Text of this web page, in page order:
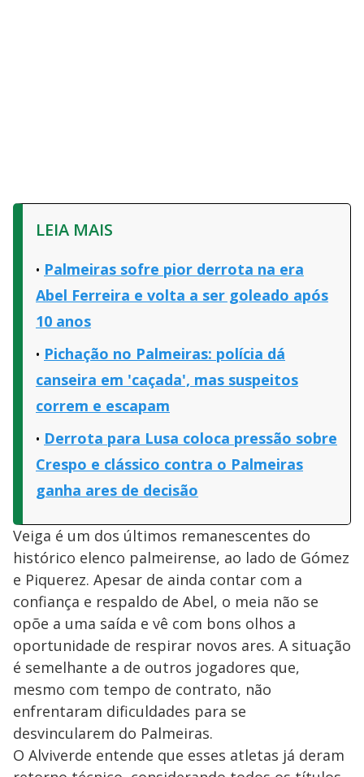
LEIA MAIS
Palmeiras sofre pior derrota na era
Abel Ferreira e volta a ser goleado após
10 anos
Pichação no Palmeiras: polícia dá
canseira em 'caçada', mas suspeitos
correm e escapam
Derrota para Lusa coloca pressão sobre
Crespo e clássico contra o Palmeiras
ganha ares de decisão
Veiga é um dos últimos remanescentes do
histórico elenco palmeirense, ao lado de Gómez
e Piquerez. Apesar de ainda contar com a
confiança e respaldo de Abel, o meia não se
opõe a uma saída e vê com bons olhos a
oportunidade de respirar novos ares. A situação
é semelhante a de outros jogadores que,
mesmo com tempo de contrato, não
enfrentaram dificuldades para se
desvincularem do Palmeiras.
O Alviverde entende que esses atletas já deram